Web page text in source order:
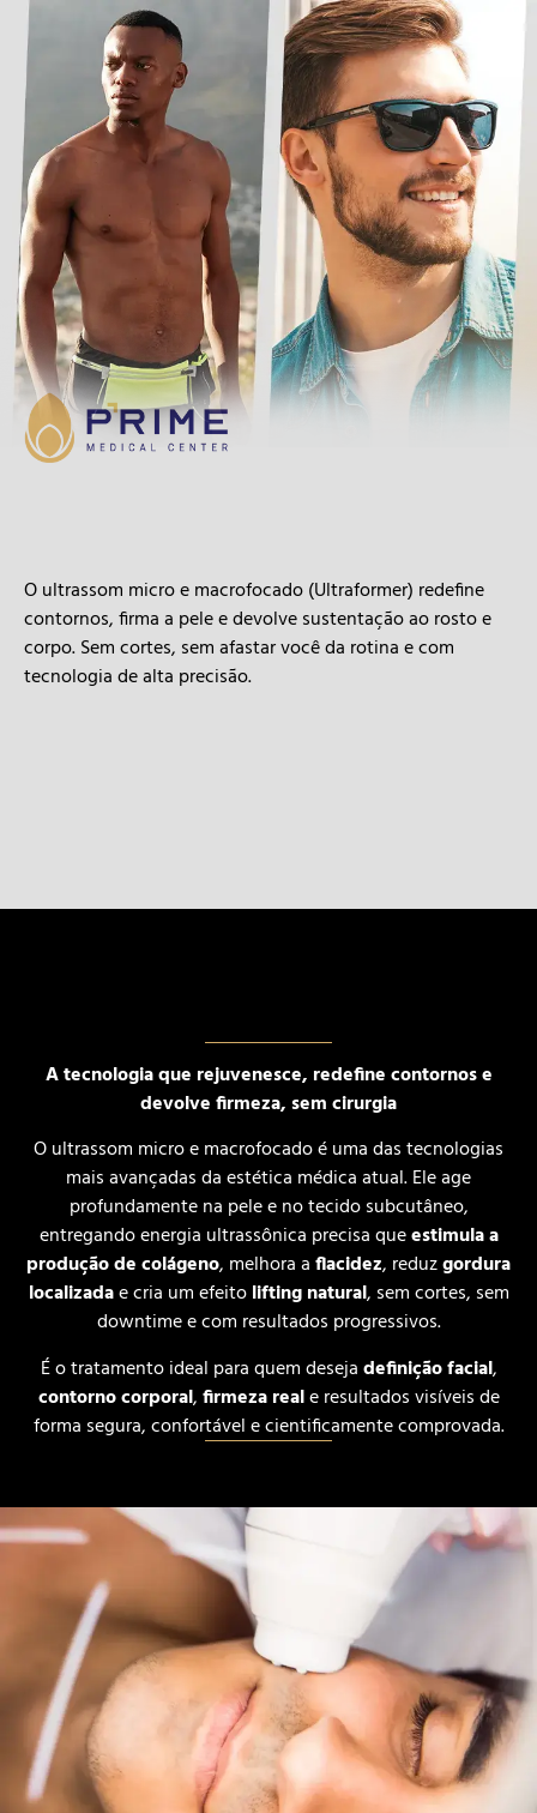
O ultrassom micro e macrofocado (Ultraformer) redefine
contornos, firma a pele e devolve sustentação ao rosto e
corpo. Sem cortes, sem afastar você da rotina e com
tecnologia de alta precisão.
A tecnologia que rejuvenesce, redefine contornos e
devolve firmeza, sem cirurgia
O ultrassom micro e macrofocado é uma das tecnologias
mais avançadas da estética médica atual. Ele age
profundamente na pele e no tecido subcutâneo,
entregando energia ultrassônica precisa queestimula a
produção de colágeno, melhora aflacidez, reduzgordura
localizadae cria um efeitolifting natural, sem cortes, sem
downtime e com resultados progressivos.
É o tratamento ideal para quem desejadefinição facial,
contorno corporal,firmeza reale resultados visíveis de
forma segura, confortável e cientificamente comprovada.